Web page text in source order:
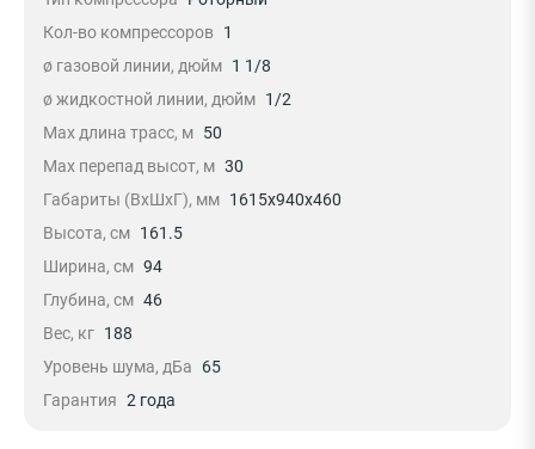
Кол-во компрессоров 1
ø газовой линии, дюйм 1 1/8
ø жидкостной линии, дюйм 1/2
Max длина трасс, м 50
Max перепад высот, м 30
Габариты (ВхШхГ), мм 1615x940x460
Высота, см 161.5
Ширина, см 94
Глубина, см 46
Вес, кг 188
Уровень шума, дБа
65
Гарантия 2 года